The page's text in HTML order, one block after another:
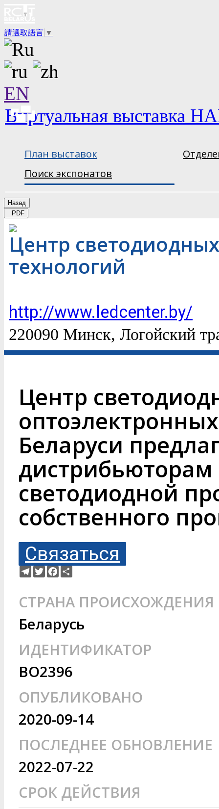
請選取語言 ▼
EN
Виртуальная выставка
План выставок
Поиск экспонатов
Назад
PDF
Центр
технологий
http://www.ledcenter.by/
220090 Минск, Логойский
Центр
Беларуси
светодиодной
собственного
Связаться
Telegram
TwitterFacebook
СТРАНА ПРОИСХОЖДЕНИЯ
Беларусь
ИДЕНТИФИКАТОР
BO2396
ОПУБЛИКОВАНО
2020-09-14
ПОСЛЕДНЕЕ ОБНОВЛЕНИЕ
2022-07-22
СРОК ДЕЙСТВИЯ